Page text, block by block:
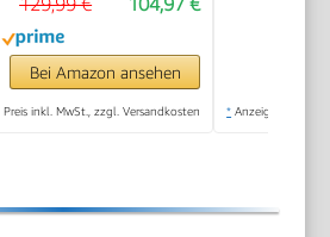
Polierteller/Polierschwamm/
zum Polieren von
Auto, Möbeln -
LD104DE-V2
Bei Amazon ansehen
Preis inkl. MwSt., zzgl. Versandkosten * Anzeige